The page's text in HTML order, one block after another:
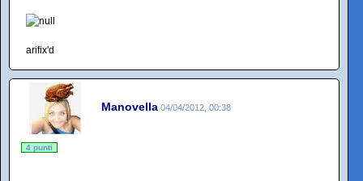
arifix'd
Manovella 04/04/2012, 00:38
4 punti